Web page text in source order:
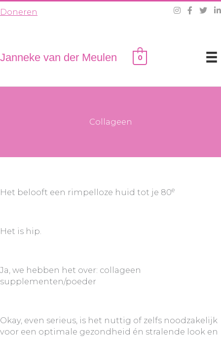
naar
Doneren
Janneke van der Meulen 0
Collageen
Het belooft een rimpelloze huid tot je 80e
Het is hip.
Ja, we hebben het over: collageen
supplementen/poeder
Okay, even serieus, is het nuttig of zelfs noodzakelijk
voor een optimale gezondheid én stralende look en